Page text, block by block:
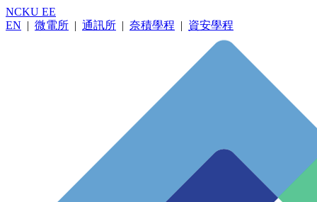
NCKU EE
EN | 微電所 | 通訊所 | 奈積學程 | 資安學程